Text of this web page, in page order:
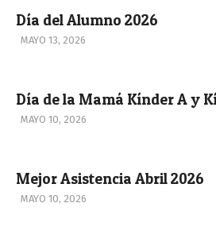
Día del Alumno 2026
2026-
MAYO 13, 2026
Día de la Mamá Kínder A y
2026-
MAYO 10, 2026
Mejor Asistencia Abril 2026
2026-
MAYO 10, 2026